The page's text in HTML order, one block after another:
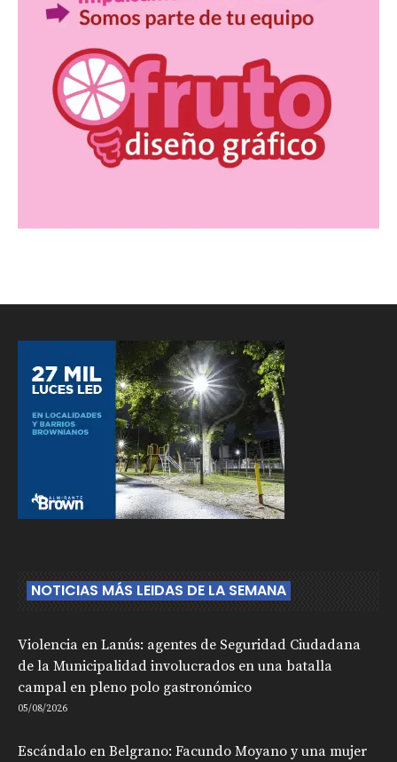
NOTICIAS MÁS LEIDAS DE LA SEMANA
Violencia en Lanús: agentes de Seguridad Ciudadana
de la Municipalidad involucrados en una batalla
campal en pleno polo gastronómico
05/08/2026
Escándalo en Belgrano: Facundo Moyano y una mujer